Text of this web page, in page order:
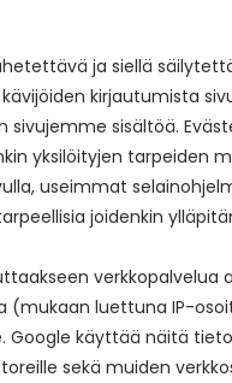
ja siellä
kirjautumista
sisältöä.
yksilöityjen tarpeiden
useimmat
joidenkin
verkkopalvelua
(mukaan luettuna IP-
käyttää näitä
sekä muiden